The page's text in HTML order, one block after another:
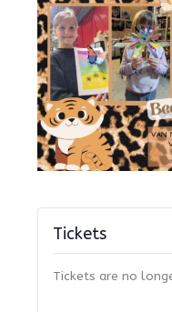
Tickets
Tickets are no